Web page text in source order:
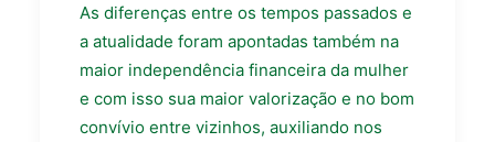
As diferenças entre os tempos passados e
a atualidade foram apontadas também na
maior independência financeira da mulher
e com isso sua maior valorização e no bom
convívio entre vizinhos, auxiliando nos